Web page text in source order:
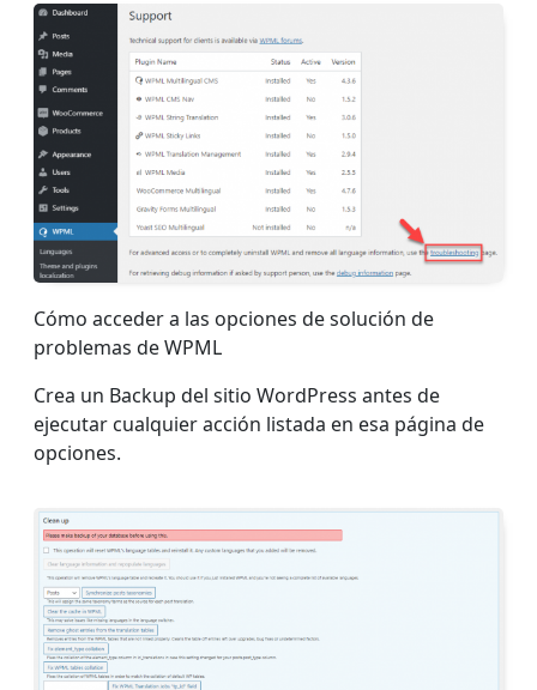
Cómo acceder a las opciones de solución de
problemas de WPML
Crea un Backup del sitio WordPress antes de
ejecutar cualquier acción listada en esa página de
opciones.